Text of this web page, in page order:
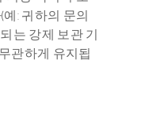
: 귀하의 문의
는 강제 보관 기
관하게 유지됩